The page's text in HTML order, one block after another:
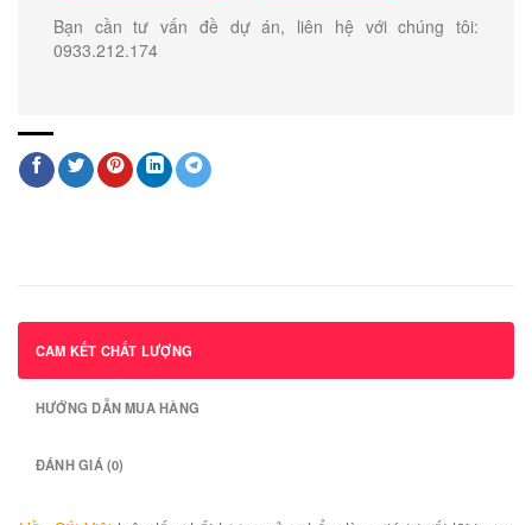
Bạn cần tư vấn đề dự án, liên hệ với chúng tôi:
0933.212.174
CAM KẾT CHẤT LƯỢNG
HƯỚNG DẪN MUA HÀNG
ĐÁNH GIÁ (0)